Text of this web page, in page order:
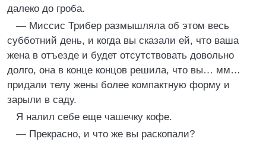
далеко до гроба.
— Миссис Трибер размышляла об этом весь
субботний день, и когда вы сказали ей, что ваша
жена в отъезде и будет отсутствовать довольно
долго, она в конце концов решила, что вы… мм…
придали телу жены более компактную форму и
зарыли в саду.
Я налил себе еще чашечку кофе.
— Прекрасно, и что же вы раскопали?